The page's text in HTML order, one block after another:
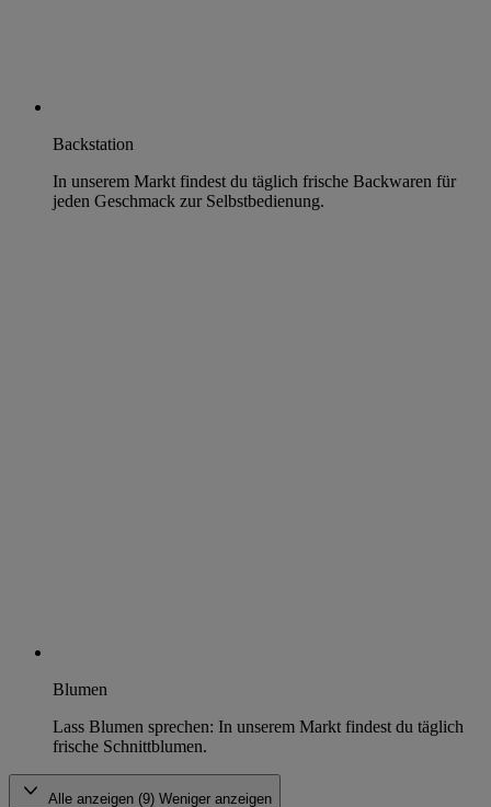
Backstation
In unserem Markt findest du täglich frische Backwaren für
jeden Geschmack zur Selbstbedienung.
Blumen
Lass Blumen sprechen: In unserem Markt findest du täglich
frische Schnittblumen.
Alle anzeigen (9) Weniger anzeigen